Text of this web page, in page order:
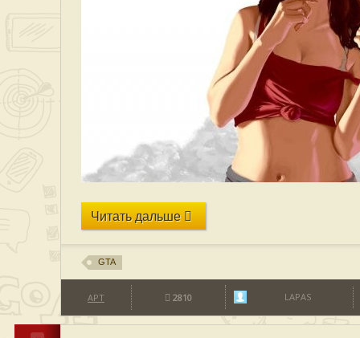
Читать дальше
GTA
АРТ 2810 LAPAS